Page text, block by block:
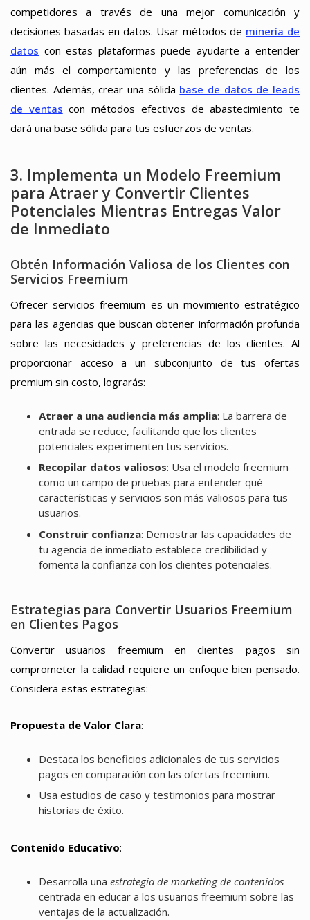
competidores a través de una mejor comunicación y
decisiones basadas en datos. Usar métodos de minería de
datos con estas plataformas puede ayudarte a entender
aún más el comportamiento y las preferencias de los
clientes. Además, crear una sólida base de datos de leads
de ventas con métodos efectivos de abastecimiento te
dará una base sólida para tus esfuerzos de ventas.
3. Implementa un Modelo Freemium
para Atraer y Convertir Clientes
Potenciales Mientras Entregas Valor
de Inmediato
Obtén Información Valiosa de los Clientes con
Servicios Freemium
Ofrecer servicios freemium es un movimiento estratégico
para las agencias que buscan obtener información profunda
sobre las necesidades y preferencias de los clientes. Al
proporcionar acceso a un subconjunto de tus ofertas
premium sin costo, lograrás:
Atraer a una audiencia más amplia: La barrera de
entrada se reduce, facilitando que los clientes
potenciales experimenten tus servicios.
Recopilar datos valiosos: Usa el modelo freemium
como un campo de pruebas para entender qué
características y servicios son más valiosos para tus
usuarios.
Construir confianza: Demostrar las capacidades de
tu agencia de inmediato establece credibilidad y
fomenta la confianza con los clientes potenciales.
Estrategias para Convertir Usuarios Freemium
en Clientes Pagos
Convertir usuarios freemium en clientes pagos sin
comprometer la calidad requiere un enfoque bien pensado.
Considera estas estrategias:
Propuesta de Valor Clara:
Destaca los beneficios adicionales de tus servicios
pagos en comparación con las ofertas freemium.
Usa estudios de caso y testimonios para mostrar
historias de éxito.
Contenido Educativo:
Desarrolla una estrategia de marketing de contenidos
centrada en educar a los usuarios freemium sobre las
ventajas de la actualización.